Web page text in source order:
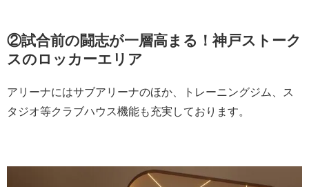
②試合前の闘志が一層高まる！神戸ストーク
スのロッカーエリア
アリーナにはサブアリーナのほか、トレーニングジム、ス
タジオ等クラブハウス機能も充実しております。